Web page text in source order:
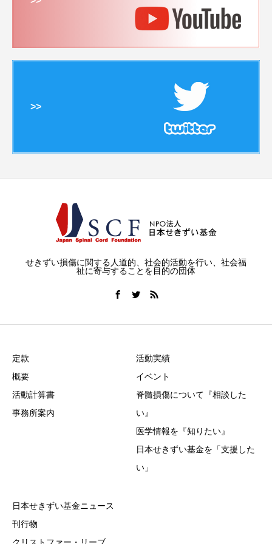
>>
せきずい損傷に関する人道的、社会的活動を行い、社会福
祉に寄与することを目的の団体
定款
概要
活動計算書
事務所案内
活動実績
イベント
脊髄損傷について『相談した
い』
医学情報を『知りたい』
日本せきずい基金を「支援した
い」
日本せきずい基金ニュース
刊行物